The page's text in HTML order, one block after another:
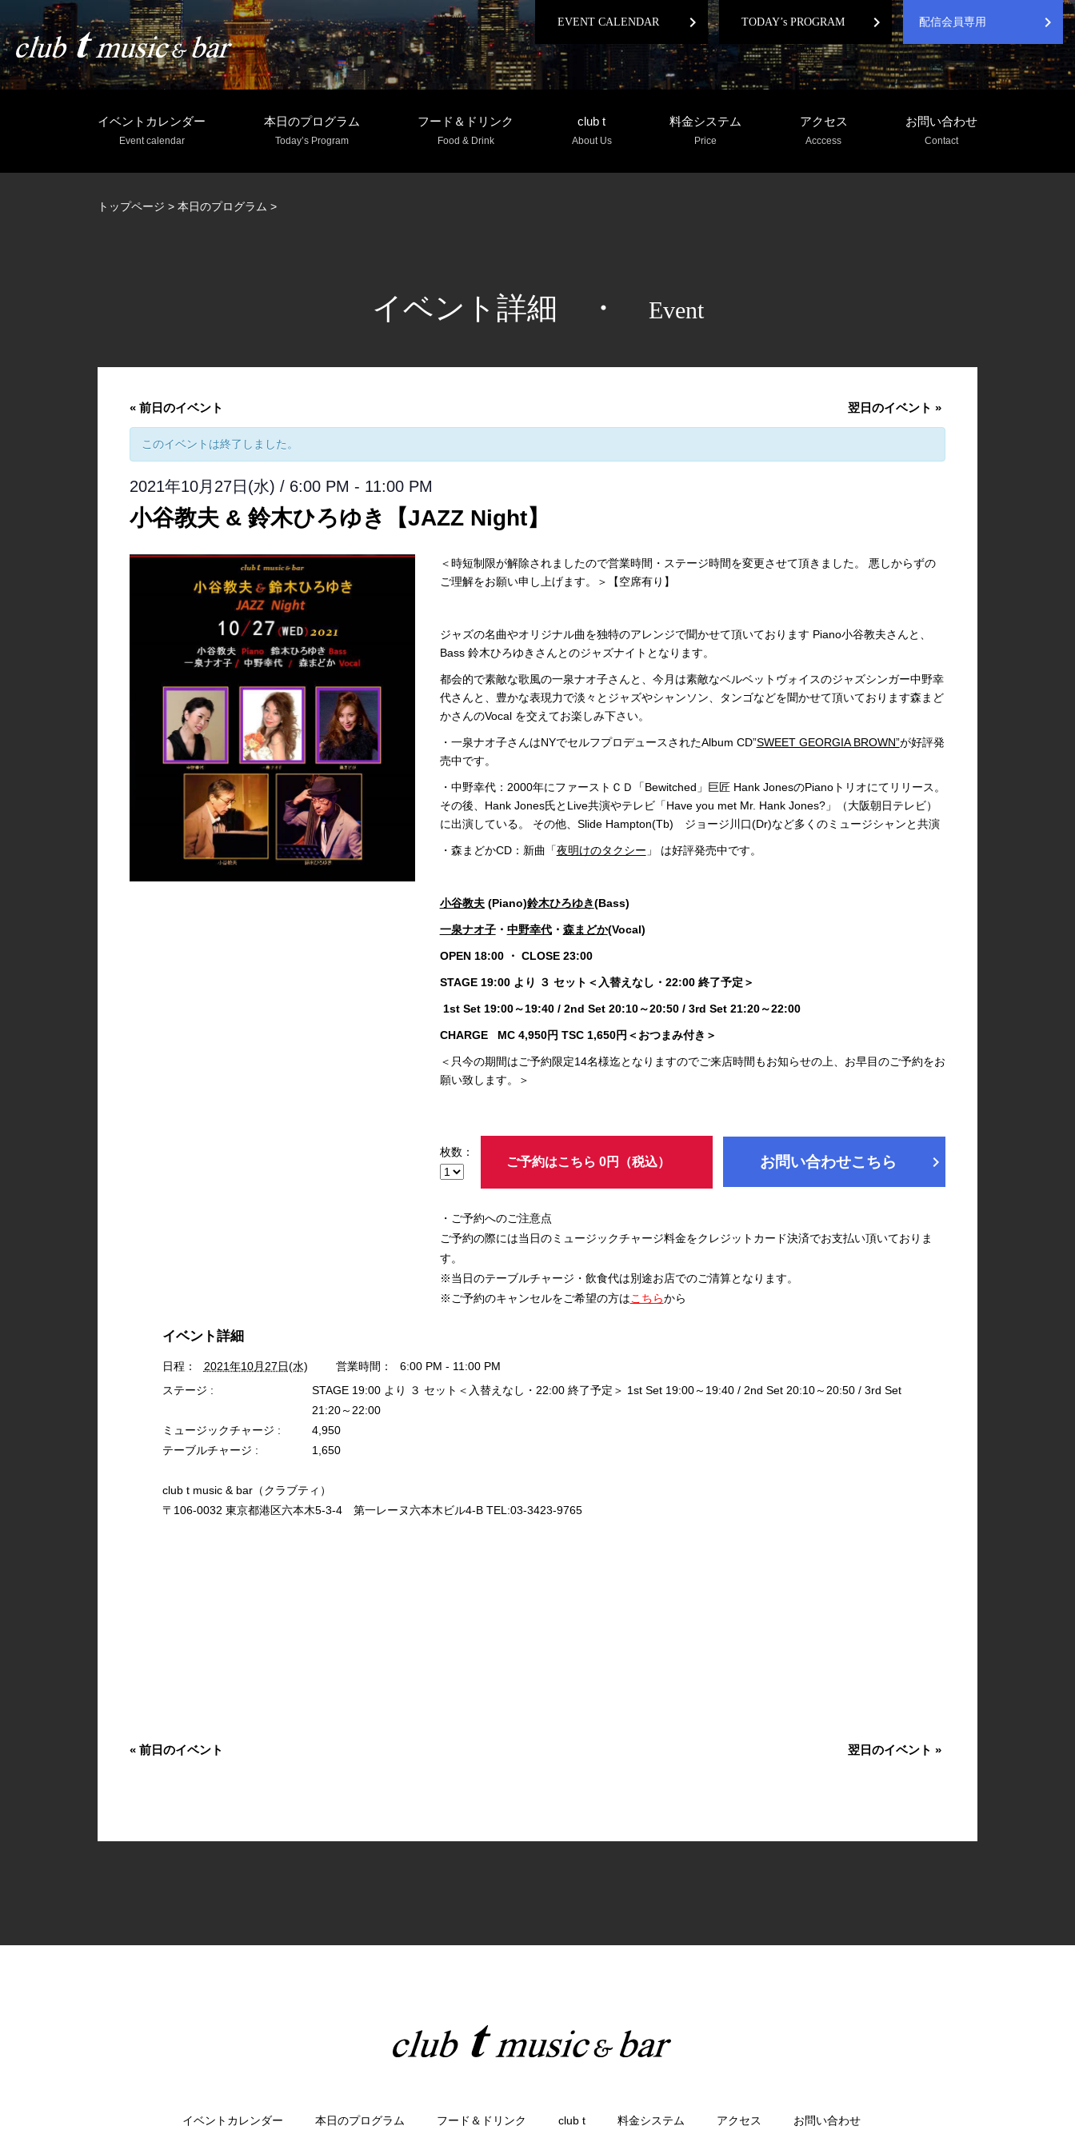
EVENT CALENDAR chevron_right TODAY’s PROGRAM chevron_right 配信会員専用 chevron_right
イベントカレンダー
Event calendar
本日のプログラム
Today’s Program
フード＆ドリンク
Food & Drink
club t
About Us
料金システム
Price
アクセス
Acccess
お問い合わせ
Contact
トップページ > 本日のプログラム >
イベント詳細 ・ Event
« 前日のイベント 翌日のイベント »
このイベントは終了しました。
2021年10月27日(水) / 6:00 PM - 11:00 PM
小谷教夫 & 鈴木ひろゆき【JAZZ Night】
＜時短制限が解除されましたので営業時間・ステージ時間を変更させて頂きました。 悪しからずの
ご理解をお願い申し上げます。＞【空席有り】
ジャズの名曲やオリジナル曲を独特のアレンジで聞かせて頂いております Piano小谷教夫さんと、
Bass 鈴木ひろゆきさんとのジャズナイトとなります。
都会的で素敵な歌風の一泉ナオ子さんと、今月は素敵なベルベットヴォイスのジャズシンガー中野幸
代さんと、豊かな表現力で淡々とジャズやシャンソン、タンゴなどを聞かせて頂いております森まど
かさんのVocal を交えてお楽しみ下さい。
・一泉ナオ子さんはNYでセルフプロデュースされたAlbum CD”SWEET GEORGIA BROWN”が好評発
売中です。
・中野幸代：2000年にファーストＣＤ「Bewitched」巨匠 Hank JonesのPianoトリオにてリリース。
その後、Hank Jones氏とLive共演やテレビ「Have you met Mr. Hank Jones?」（大阪朝日テレビ）
に出演している。 その他、Slide Hampton(Tb) ジョージ川口(Dr)など多くのミュージシャンと共演
・森まどかCD：新曲「夜明けのタクシー 」 は好評発売中です。
小谷教夫(Piano)鈴木ひろゆき(Bass)
一泉ナオ子・ 中野幸代・ 森まどか(Vocal)
OPEN 18:00 ・ CLOSE 23:00
STAGE 19:00 より ３ セット＜入替えなし・22:00 終了予定＞
1st Set 19:00～19:40 / 2nd Set 20:10～20:50 / 3rd Set 21:20～22:00
CHARGE MC 4,950円 TSC 1,650円＜おつまみ付き＞
＜只今の期間はご予約限定14名様迄となりますのでご来店時間もお知らせの上、お早目のご予約をお
願い致します。＞
枚数：
ご予約はこちら 0円（税込） お問い合わせこちら chevron_right
・ご予約へのご注意点
ご予約の際には当日のミュージックチャージ料金をクレジットカード決済でお支払い頂いておりま
す。
※当日のテーブルチャージ・飲食代は別途お店でのご清算となります。
※ご予約のキャンセルをご希望の方はこちらから
イベント詳細
日程： 2021年10月27日(水) 営業時間：
6:00 PM - 11:00 PM
ステージ :
STAGE 19:00 より ３ セット＜入替えなし・22:00 終了予定＞ 1st Set 19:00～19:40 / 2nd Set 20:10～20:50 / 3rd Set
21:20～22:00
ミュージックチャージ :
4,950
テーブルチャージ :
1,650
club t music & bar（クラブティ）
〒106-0032 東京都港区六本木5-3-4 第一レーヌ六本木ビル4-B TEL:03-3423-9765
« 前日のイベント 翌日のイベント »
イベントカレンダー 本日のプログラム フード＆ドリンク club t 料金システム アクセス お問い合わせ